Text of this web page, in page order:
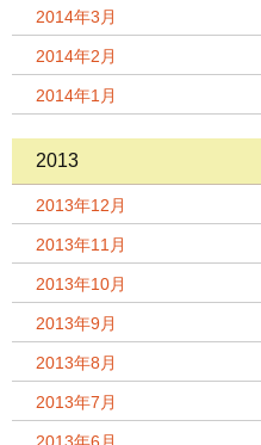
2014年3月
2014年2月
2014年1月
2013
2013年12月
2013年11月
2013年10月
2013年9月
2013年8月
2013年7月